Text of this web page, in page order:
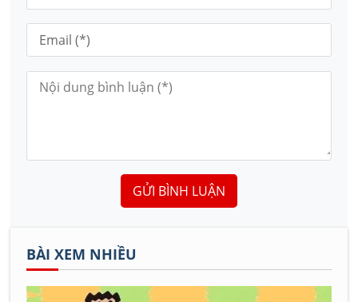
GỬI BÌNH LUẬN
BÀI XEM NHIỀU